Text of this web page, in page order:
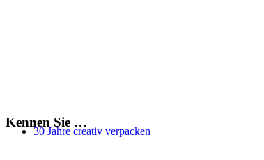
30 Jahre creativ verpacken
Kennen Sie …